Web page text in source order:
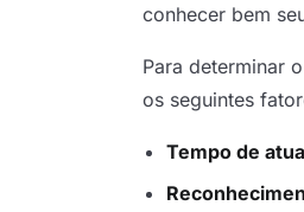
conhecer bem
Para determinar
os seguintes
Tempo de